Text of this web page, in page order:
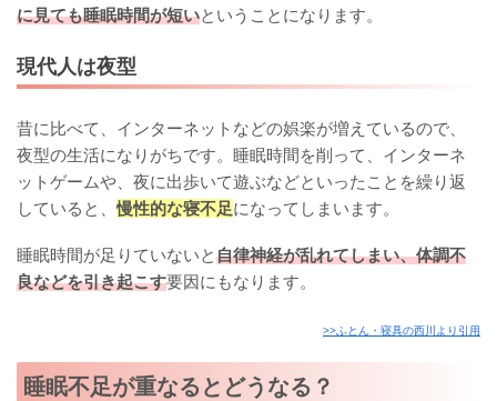
に見ても睡眠時間が短いということになります。
現代人は夜型
昔に比べて、インターネットなどの娯楽が増えているので、
夜型の生活になりがちです。睡眠時間を削って、インターネ
ットゲームや、夜に出歩いて遊ぶなどといったことを繰り返
していると、慢性的な寝不足になってしまいます。
睡眠時間が足りていないと自律神経が乱れてしまい、体調不
良などを引き起こす要因にもなります。
>>ふとん・寝具の西川より引用
睡眠不足が重なるとどうなる？